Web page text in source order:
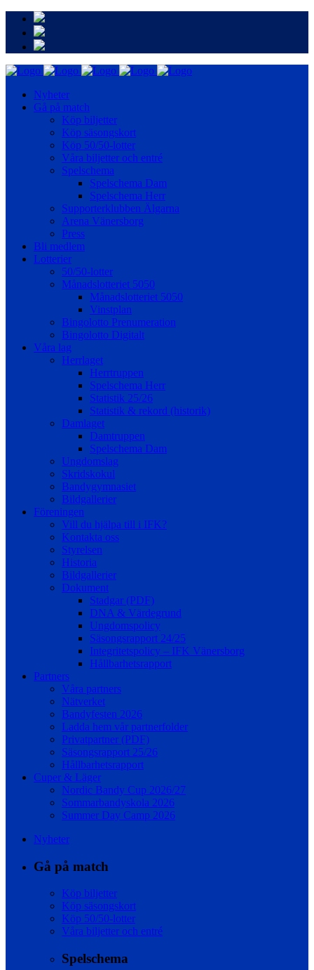
Nyheter
Gå på match
Köp biljetter
Köp säsongskort
Köp 50/50-lotter
Våra biljetter och entré
Spelschema
Spelschema Dam
Spelschema Herr
Supporterklubben Älgarna
Arena Vänersborg
Press
Bli medlem
Lotterier
50/50-lotter
Månadslotteriet 5050
Månadslotteriet 5050
Vinstplan
Bingolotto Prenumeration
Bingolotto Digitalt
Våra lag
Herrlaget
Herrtruppen
Spelschema Herr
Statistik 25/26
Statistik & rekord (historik)
Damlaget
Damtruppen
Spelschema Dam
Ungdomslag
Skridskokul
Bandygymnasiet
Bildgallerier
Föreningen
Vill du hjälpa till i IFK?
Kontakta oss
Styrelsen
Historia
Bildgallerier
Dokument
Stadgar (PDF)
DNA & Värdegrund
Ungdomspolicy
Säsongsrapport 24/25
Integritetspolicy – IFK Vänersborg
Hållbarhetsrapport
Partners
Våra partners
Nätverket
Bandyfesten 2026
Ladda hem vår partnerfolder
Privatpartner (PDF)
Säsongsrapport 25/26
Hållbarhetsrapport
Cuper & Läger
Nordic Bandy Cup 2026/27
Sommarbandyskola 2026
Summer Day Camp 2026
Nyheter
Gå på match
Köp biljetter
Köp säsongskort
Köp 50/50-lotter
Våra biljetter och entré
Spelschema